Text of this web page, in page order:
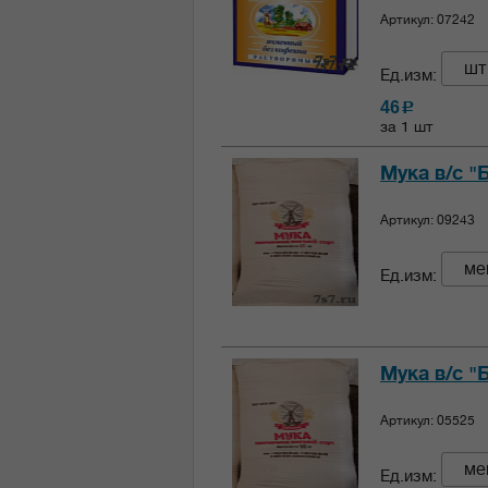
Артикул: 07242
Ед.изм: шт
46c
за 1 шт
Мука в/с
Артикул: 09243
Ед.изм:
Мука в/с
Артикул: 05525
Ед.изм: